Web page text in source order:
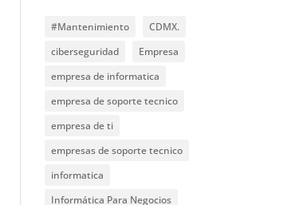
#Mantenimiento
CDMX.
ciberseguridad
Empresa
empresa de informatica
empresa de soporte tecnico
empresa de ti
empresas de soporte tecnico
informatica
Informática Para Negocios